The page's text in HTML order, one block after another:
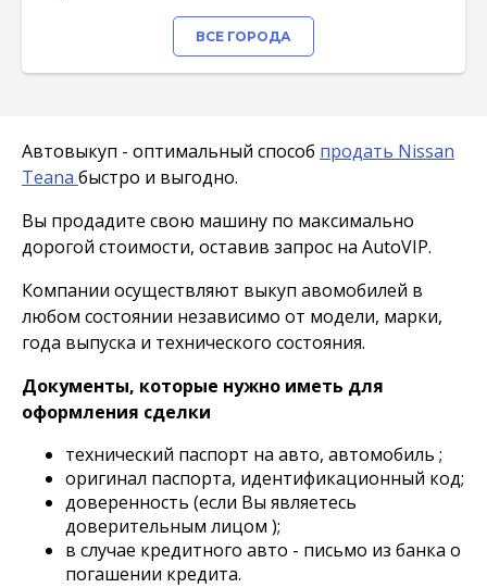
ВСЕ ГОРОДА
Автовыкуп - оптимальный способ продать Nissan
Teana быстро и выгодно.
Вы продадите свою машину по максимально
дорогой стоимости, оставив запрос на AutoVIP.
Компании осуществляют выкуп авомобилей в
любом состоянии независимо от модели, марки,
года выпуска и технического состояния.
Документы, которые нужно иметь для
оформления сделки
технический паспорт на авто, автомобиль ;
оригинал паспорта, идентификационный код;
доверенность (если Вы являетесь
доверительным лицом );
в случае кредитного авто - письмо из банка о
погашении кредита.